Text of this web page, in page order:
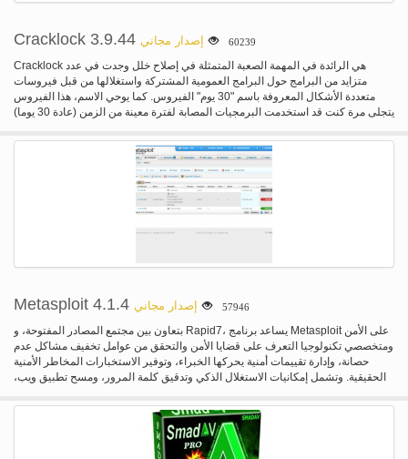
Cracklock 3.9.44 إصدار مجاني 60239
Cracklock هي الرائدة في المهمة الصعبة المتمثلة في إصلاح خلل وجدت في عدد
متزايد من البرامج حول البرامج العمومية المشتركة واستغلالها من قبل فيروسات
متعددة الأشكال المعروفة باسم "30 يوم" الفيروس. كما يوحي الاسم، هذا الفيروس
يتجلى مرة كنت قد استخدمت البرمجيات المصابة لفترة معينة من الزمن (عادة 30 يوما)
التكنولوجيا المتطورة التي لها الأخرى البائعين مكافحة الفيروسات مثل مكافي،
المطورين استخدامه في الماضي لاختبار البرامج الخاصة بهم للتوافق. لقد عملنا جاهدين
على تحسين كراكلوك في الآونة الأخيرة، ونحن فخورون بأن نعلن أن Cracklock الآن
Metasploit 4.1.4 إصدار مجاني 57946
بتعاون بين مجتمع المصادر المفتوحة، و Rapid7، يساعد برنامج Metasploit على الأمن
ومتخصصي تكنولوجيا التعرف على قضايا الأمن والتحقق من عوامل تخفيف مشاكل عدم
حصانة، وإدارة تقييمات أمنية يحركها الخبراء، وتوفير الاستخبارات المخاطر الأمنية
الحقيقية. وتشمل إمكانيات الاستغلال الذكي وتدقيق كلمة المرور، ومسح تطبيق ويب،